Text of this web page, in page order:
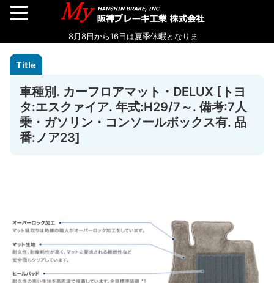
車種別. カーフロアマット・DELUX [トヨ
タ:エスクァイア. 年式:H29/7～. 備考:7人
乗・ガソリン・コンソールボックス有. 品
番:ノア23]